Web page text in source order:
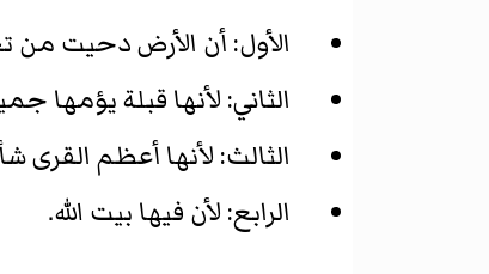
الأول: أن الأرض دحيت من
الثاني: لأنها قبلة يؤمها
الثالث: لأنها أعظم القرى
الرابع: لأن فيها بيت الله.